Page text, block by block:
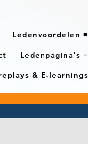
Ledenvoordelen ≡
Ledenpagina's ≡
& E-learnings